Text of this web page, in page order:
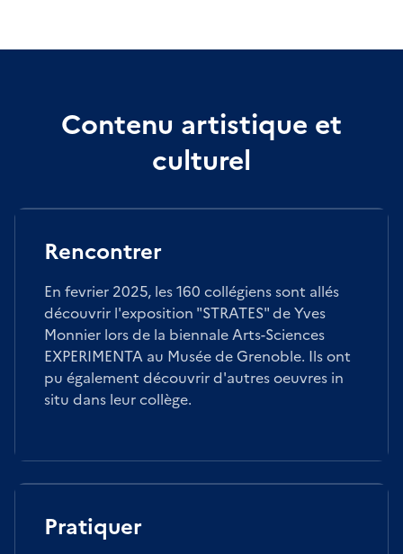
Contenu artistique et
culturel
Rencontrer
En fevrier 2025, les 160 collégiens sont allés
découvrir l'exposition "STRATES" de Yves
Monnier lors de la biennale Arts-Sciences
EXPERIMENTA au Musée de Grenoble. Ils ont
pu également découvrir d'autres oeuvres in
situ dans leur collège.
Pratiquer